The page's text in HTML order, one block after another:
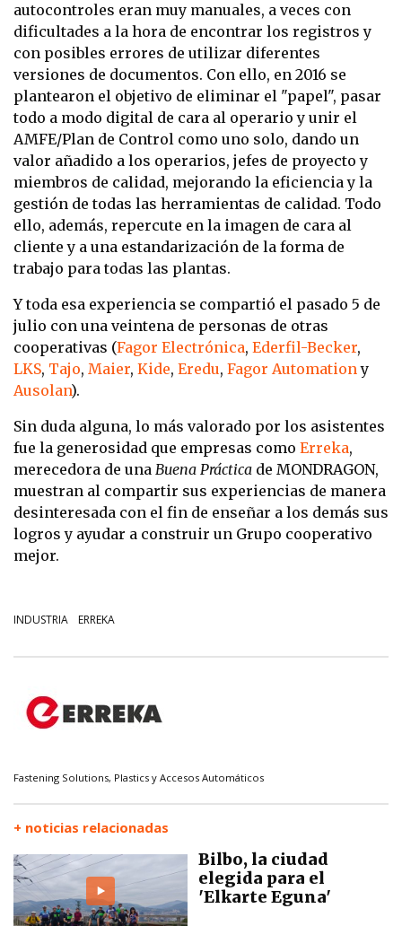
autocontroles eran muy manuales, a veces con
dificultades a la hora de encontrar los registros y
con posibles errores de utilizar diferentes
versiones de documentos. Con ello, en 2016 se
plantearon el objetivo de eliminar el "papel", pasar
todo a modo digital de cara al operario y unir el
AMFE/Plan de Control como uno solo, dando un
valor añadido a los operarios, jefes de proyecto y
miembros de calidad, mejorando la eficiencia y la
gestión de todas las herramientas de calidad. Todo
ello, además, repercute en la imagen de cara al
cliente y a una estandarización de la forma de
trabajo para todas las plantas.
Y toda esa experiencia se compartió el pasado 5 de
julio con una veintena de personas de otras
cooperativas (Fagor Electrónica, Ederfil-Becker,
LKS, Tajo, Maier, Kide, Eredu, Fagor Automation y
Ausolan).
Sin duda alguna, lo más valorado por los asistentes
fue la generosidad que empresas como Erreka,
merecedora de una Buena Práctica de MONDRAGON,
muestran al compartir sus experiencias de manera
desinteresada con el fin de enseñar a los demás sus
logros y ayudar a construir un Grupo cooperativo
mejor.
INDUSTRIA ERREKA
Fastening Solutions, Plastics y Accesos Automáticos
+ noticias relacionadas
Bilbo, la ciudad
elegida para el
'Elkarte Eguna'